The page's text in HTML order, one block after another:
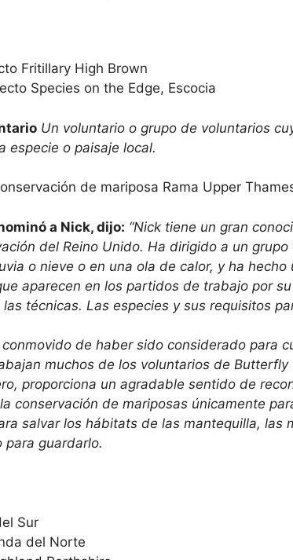
Fritillary High Brown
Species on the Edge, Escocia
Un voluntario o grupo de voluntarios
especie o paisaje local.
de mariposa Rama Upper
a Nick, dijo: “Nick tiene un gran
del Reino Unido. Ha dirigido a un
o nieve o en una ola de calor, y ha
aparecen en los partidos de trabajo por
técnicas. Las especies y sus requisitos
conmovido de haber sido considerado para
muchos de los voluntarios de Butterfly
proporciona un agradable sentido de
conservación de mariposas únicamente
salvar los hábitats de las mantequilla, las
para guardarlo.
Sur
del Norte